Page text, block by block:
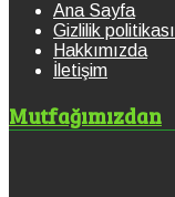
Ana Sayfa
Gizlilik politikası
Hakkımızda
İletişim
Mutfağımızdan